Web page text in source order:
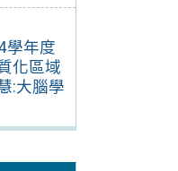
學年度
化區域
:大腦學